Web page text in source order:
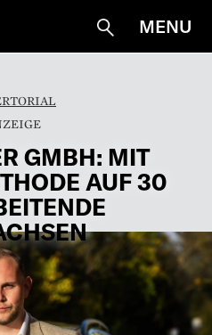
Suche
MENU
GMBH: MIT
AUF 30